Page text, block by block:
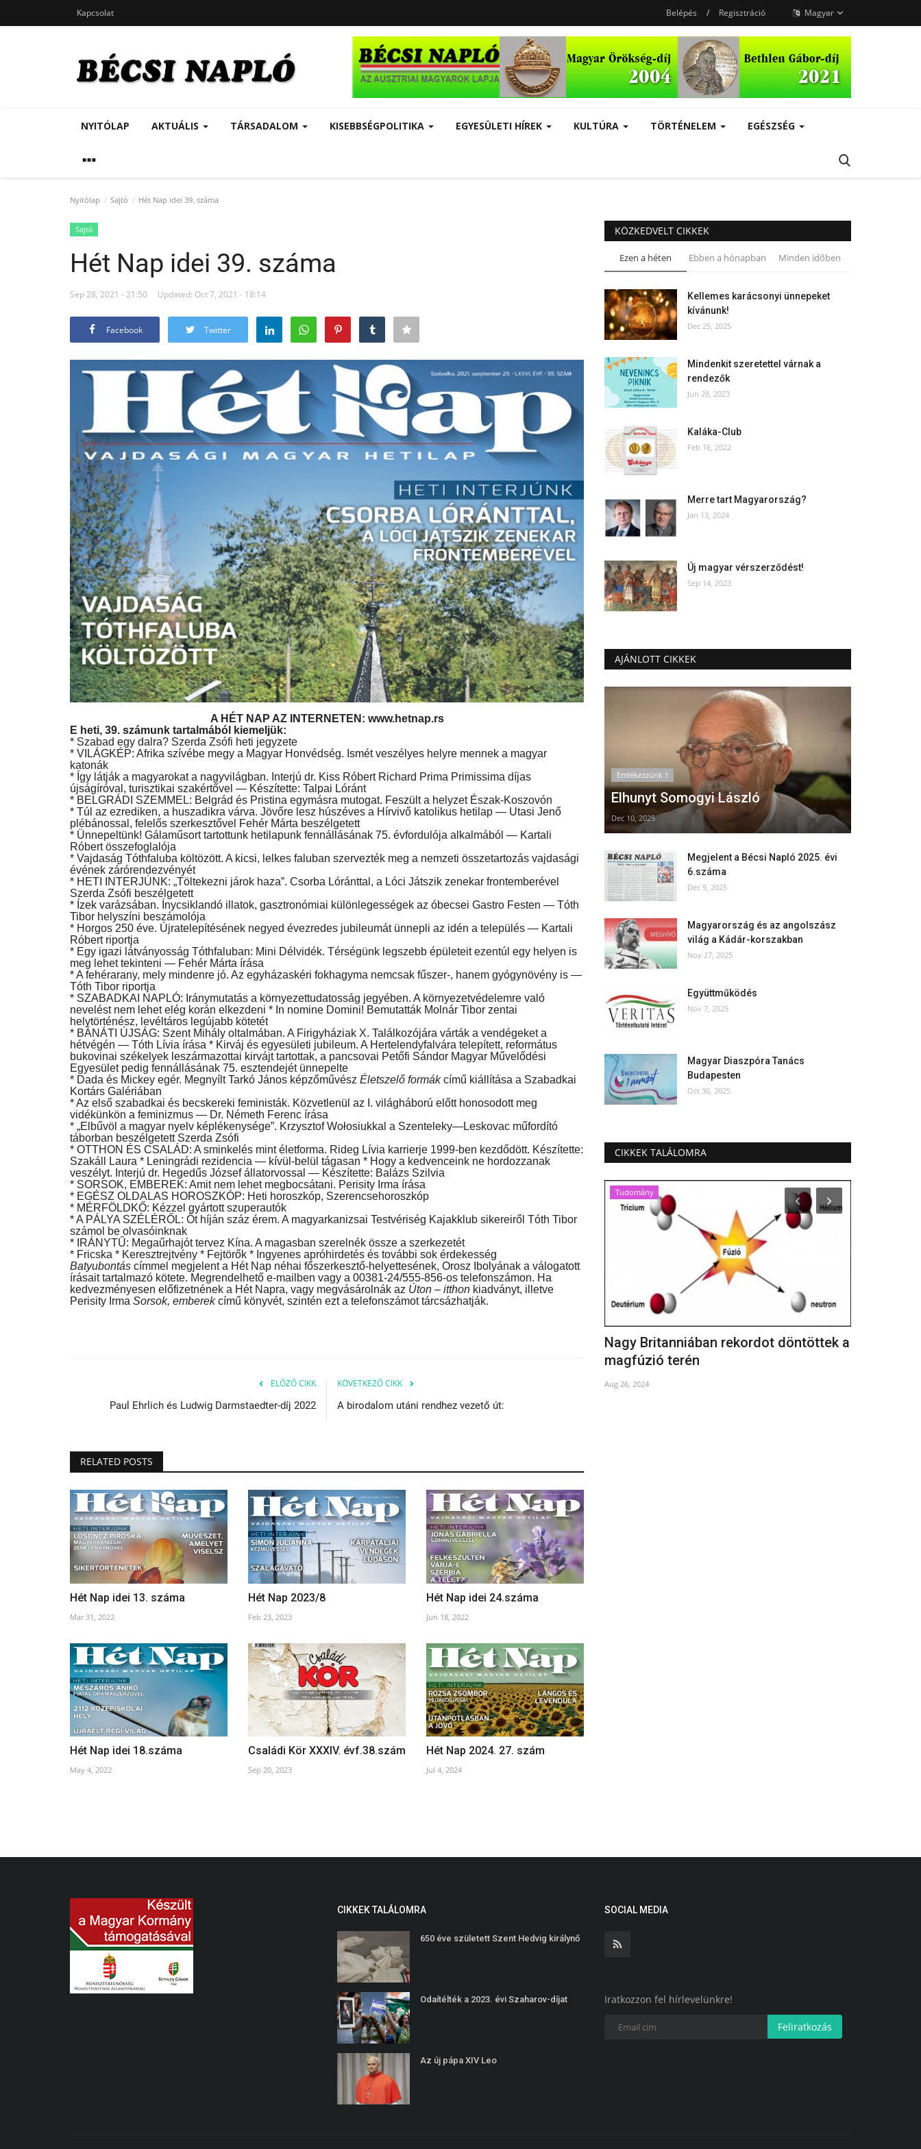
Kapcsolat Belépés / Regisztráció Magyar
NYITÓLAP AKTUÁLIS TÁRSADALOM KISEBBSÉGPOLITIKA EGYESÜLETI HÍREK KULTÚRA TÖRTÉNELEM EGÉSZSÉG
Nyitólap Sajtó Hét Nap idei 39. száma
Sajtó
Hét Nap idei 39. száma
Sep 28, 2021 - 21:50 Updated: Oct 7, 2021 - 18:14
Facebook Twitter
A HÉT NAP AZ INTERNETEN: www.hetnap.rs
E heti, 39. számunk tartalmából kiemeljük:
* Szabad egy dalra? Szerda Zsófi heti jegyzete
* VILÁGKÉP: Afrika szívébe megy a Magyar Honvédség. Ismét veszélyes helyre mennek a magyar
katonák
* Így látják a magyarokat a nagyvilágban. Interjú dr. Kiss Róbert Richard Prima Primissima díjas
újságíróval, turisztikai szakértővel — Készítette: Talpai Lóránt
* BELGRÁDI SZEMMEL: Belgrád és Pristina egymásra mutogat. Feszült a helyzet Észak-Koszovón
* Túl az ezrediken, a huszadikra várva. Jövőre lesz húszéves a Hírvivő katolikus hetilap — Utasi Jenő
plébánossal, felelős szerkesztővel Fehér Márta beszélgetett
* Ünnepeltünk! Gálaműsort tartottunk hetilapunk fennállásának 75. évfordulója alkalmából — Kartali
Róbert összefoglalója
* Vajdaság Tóthfaluba költözött. A kicsi, lelkes faluban szervezték meg a nemzeti összetartozás vajdasági
évének zárórendezvényét
* HETI INTERJÚNK: „Töltekezni járok haza”. Csorba Lóránttal, a Lóci Játszik zenekar frontemberével
Szerda Zsófi beszélgetett
* Ízek varázsában. Ínycsiklandó illatok, gasztronómiai különlegességek az óbecsei Gastro Festen — Tóth
Tibor helyszíni beszámolója
* Horgos 250 éve. Újratelepítésének negyed évezredes jubileumát ünnepli az idén a település — Kartali
Róbert riportja
* Egy igazi látványosság Tóthfaluban: Mini Délvidék. Térségünk legszebb épületeit ezentúl egy helyen is
meg lehet tekinteni — Fehér Márta írása
* A fehérarany, mely mindenre jó. Az egyházaskéri fokhagyma nemcsak fűszer-, hanem gyógynövény is —
Tóth Tibor riportja
* SZABADKAI NAPLÓ: Iránymutatás a környezettudatosság jegyében. A környezetvédelemre való
nevelést nem lehet elég korán elkezdeni * In nomine Domini! Bemutatták Molnár Tibor zentai
helytörténész, levéltáros legújabb kötetét
* BÁNÁTI ÚJSÁG: Szent Mihály oltalmában. A Firigyháziak X. Találkozójára várták a vendégeket a
hétvégén — Tóth Lívia írása * Kirváj és egyesületi jubileum. A Hertelendyfalvára telepített, református
bukovinai székelyek leszármazottai kirvájt tartottak, a pancsovai Petőfi Sándor Magyar Művelődési
Egyesület pedig fennállásának 75. esztendejét ünnepelte
* Dada és Mickey egér. Megnyílt Tarkó János képzőművész Életszelő formákcímű kiállítása a Szabadkai
Kortárs Galériában
* Az első szabadkai és becskereki feministák. Közvetlenül az I. világháború előtt honosodott meg
vidékünkön a feminizmus — Dr. Németh Ferenc írása
* „Elbűvöl a magyar nyelv képlékenysége”. Krzysztof Wołosiukkal a Szenteleky—Leskovac műfordító
táborban beszélgetett Szerda Zsófi
* OTTHON ÉS CSALÁD: A sminkelés mint életforma. Rideg Lívia karrierje 1999-ben kezdődött. Készítette:
Szakáll Laura * Leningrádi rezidencia — kívül-belül tágasan * Hogy a kedvenceink ne hordozzanak
veszélyt. Interjú dr. Hegedűs József állatorvossal — Készítette: Balázs Szilvia
* SORSOK, EMBEREK: Amit nem lehet megbocsátani. Perisity Irma írása
* EGÉSZ OLDALAS HOROSZKÓP: Heti horoszkóp, Szerencsehoroszkóp
* MÉRFÖLDKŐ: Kézzel gyártott szuperautók
* A PÁLYA SZÉLÉRŐL: Öt híján száz érem. A magyarkanizsai Testvériség Kajakklub sikereiről Tóth Tibor
számol be olvasóinknak
* IRÁNYTŰ: Megaűrhajót tervez Kína. A magasban szerelnék össze a szerkezetét
* Fricska * Keresztrejtvény * Fejtörők * Ingyenes apróhirdetés és további sok érdekesség
Batyubontás címmel megjelent a Hét Nap néhai főszerkesztő-helyettesének, Orosz Ibolyának a válogatott
írásait tartalmazó kötete. Megrendelhető e-mailben vagy a 00381-24/555-856-os telefonszámon. Ha
kedvezményesen előfizetnének a Hét Napra, vagy megvásárolnák az Úton – itthon kiadványt, illetve
Perisity Irma Sorsok, emberekcímű könyvét, szintén ezt a telefonszámot tárcsázhatják.
ELŐZŐ CIKK
Paul Ehrlich és Ludwig Darmstaedter-díj 2022
KÖVETKEZŐ CIKK
A birodalom utáni rendhez vezető út:
RELATED POSTS
Hét Nap idei 13. száma
Mar 31, 2022
Hét Nap 2023/8
Feb 23, 2023
Hét Nap idei 24.száma
Jun 18, 2022
Hét Nap idei 18.száma
May 4, 2022
Családi Kör XXXIV. évf.38.szám
Sep 20, 2023
Hét Nap 2024. 27. szám
Jul 4, 2024
KÖZKEDVELT CIKKEK
Ezen a héten Ebben a hónapban Minden időben
Kellemes karácsonyi ünnepeket
kívánunk!
Dec 25, 2025
Mindenkit szeretettel várnak a
rendezők
Jun 28, 2023
Kaláka-Club
Feb 16, 2022
Merre tart Magyarország?
Jan 13, 2024
Új magyar vérszerződést!
Sep 14, 2023
AJÁNLOTT CIKKEK
Emlékezzünk †
Elhunyt Somogyi László
Dec 10, 2025
Megjelent a Bécsi Napló 2025. évi
6.száma
Dec 9, 2025
Magyarország és az angolszász
világ a Kádár-korszakban
Nov 27, 2025
Együttműködés
Nov 7, 2025
Magyar Diaszpóra Tanács
Budapesten
Oct 30, 2025
CIKKEK TALÁLOMRA
Kultúra Gazdaság Tudomány
Nagy Britanniában rekordot döntöttek a
magfúzió terén
Aug 26, 2024
CIKKEK TALÁLOMRA
650 éve született Szent Hedvig királynő
Odaítélték a 2023. évi Szaharov-díjat
Az új pápa XIV Leo
SOCIAL MEDIA
Iratkozzon fel hírlevelünkre!
Feliratkozás